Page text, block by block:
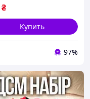
₴
Купить
97%